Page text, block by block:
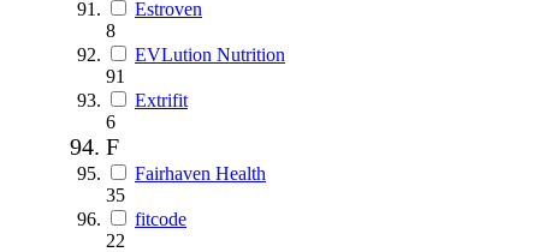
Estroven
8
EVLution Nutrition
91
Extrifit
6
F
Fairhaven Health
35
fitcode
22